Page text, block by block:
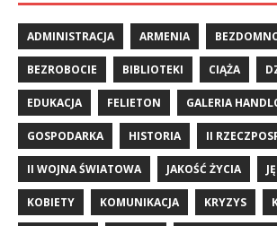
ADMINISTRACJA ARMENIA
BEZROBOCIE BIBLIOTEKI CIĄŻA
EDUKACJA FELIETON GALERIA
GOSPODARKA HISTORIA II
II WOJNA ŚWIATOWA JAKOŚĆ ŻYCIA
KOBIETY KOMUNIKACJA KRYZYS